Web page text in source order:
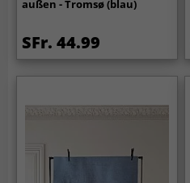
außen - Tromsø (blau)
SFr. 44.99